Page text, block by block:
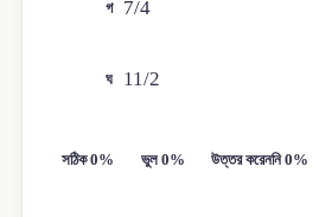
গ 7/4
ঘ 11/2
সঠিক 0% ভুল 0% উত্তর করেননি 0%